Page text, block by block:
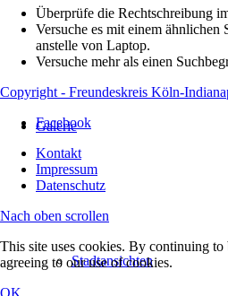
Galerie
Stadtansichten
Überprüfe die Rechtschreibung
Versuche es mit einem
anstelle von Laptop.
Versuche mehr als einen
Copyright - Freundeskreis Köln-
Facebook
Kontakt
Impressum
Datenschutz
Nach oben scrollen
This site uses cookies. By continuing to
agreeing to our use of cookies.
OK